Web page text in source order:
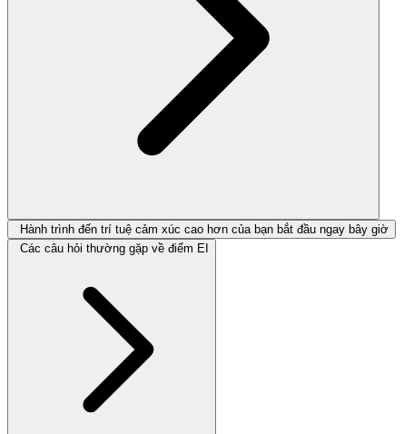
Hành trình đến trí tuệ cảm xúc cao hơn của bạn bắt đầu ngay bây giờ
Các câu hỏi thường gặp về điểm EI